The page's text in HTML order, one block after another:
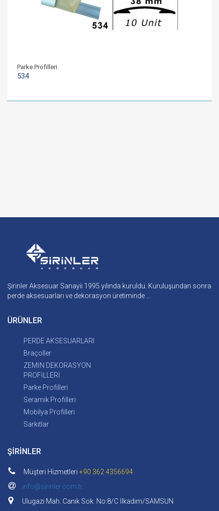
Parke Profilleri
534
Şirinler Aksesuar Sanayii 1995 yılında kuruldu. Kuruluşundan sonra
perde aksesuarları ve dekorasyon üretiminde ...
ÜRÜNLER
PERDE AKSESUARLARI
Braçoller
ZEMİN DEKORASYON
PROFİLLERİ
Parke Profilleri
Seramik Profilleri
Mobilya Profilleri
Sarkıtlar
ŞİRİNLER
Müşteri Hizmetleri +90 362 4356694
info@sirinler.com.tr
Ulugazi Mah. Canik Sok. No:8/C İlkadım/SAMSUN